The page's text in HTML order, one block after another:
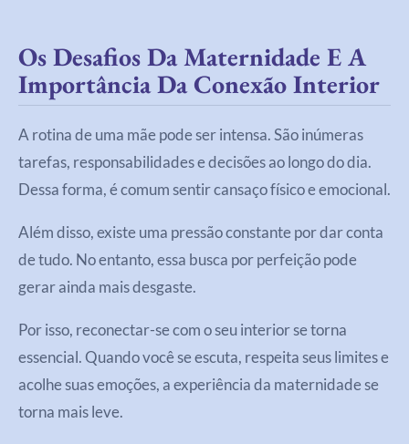
Os Desafios Da Maternidade E A
Importância Da Conexão Interior
A rotina de uma mãe pode ser intensa. São inúmeras
tarefas, responsabilidades e decisões ao longo do dia.
Dessa forma, é comum sentir cansaço físico e emocional.
Além disso, existe uma pressão constante por dar conta
de tudo. No entanto, essa busca por perfeição pode
gerar ainda mais desgaste.
Por isso, reconectar-se com o seu interior se torna
essencial. Quando você se escuta, respeita seus limites e
acolhe suas emoções, a experiência da maternidade se
torna mais leve.